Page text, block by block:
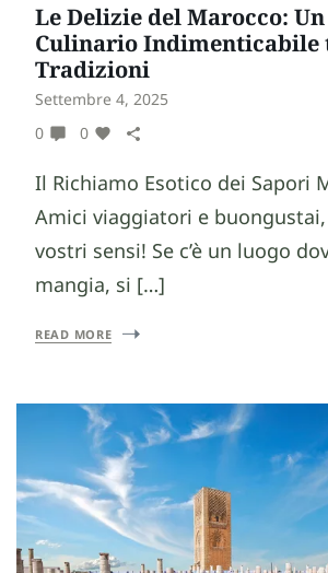
Le Delizie del Marocco:
Culinario Indimenticabile
Tradizioni
Settembre 4, 2025
0
0
Il Richiamo Esotico dei Sapori
Amici viaggiatori e
vostri sensi! Se c’è un luogo
mangia, si […]
READ MORE